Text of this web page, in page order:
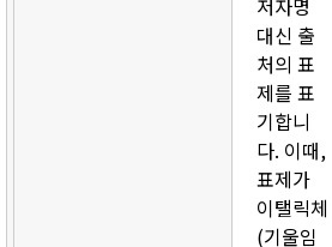
저자명
대신 출
처의 표
제를 표
기합니
다. 이때,
표제가
이탤릭체
(기울임